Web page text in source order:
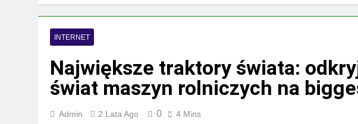
INTERNET
Największe traktory świata:
świat maszyn rolniczych na
Admin 2 Lata Ago 0 4 Mins